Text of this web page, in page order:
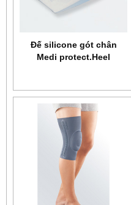
Đế silicone gót chân
Medi protect.Heel